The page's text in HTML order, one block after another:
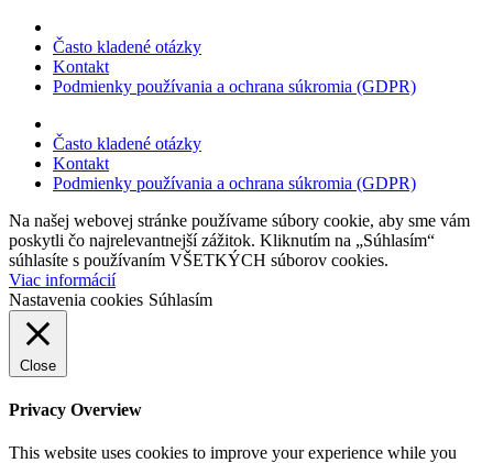
Často kladené otázky
Kontakt
Podmienky používania a ochrana súkromia (GDPR)
Často kladené otázky
Kontakt
Podmienky používania a ochrana súkromia (GDPR)
Na našej webovej stránke používame súbory cookie, aby sme vám
poskytli čo najrelevantnejší zážitok. Kliknutím na „Súhlasím“
súhlasíte s používaním VŠETKÝCH súborov cookies.
Viac informácií
Nastavenia cookies Súhlasím
Close
Privacy Overview
This website uses cookies to improve your experience while you